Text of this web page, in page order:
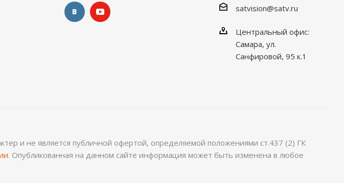
satvision@satv.ru
Центральный офис:
Самара, ул.
Санфировой, 95 к.1
и не является публичной офертой, определяемой положениями ст.437 (2) ГК
. Опубликованная на данном сайте информация может быть изменена в любое